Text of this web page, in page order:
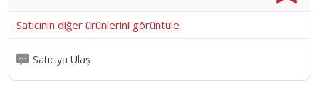
Satıcının diğer ürünlerini görüntüle
Satıcıya Ulaş